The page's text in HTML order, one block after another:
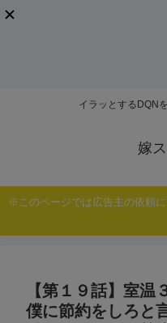
イラッとするDQN
嫁
※このページでは広告主の依頼
【第１９話】室温
僕に節約をしろと